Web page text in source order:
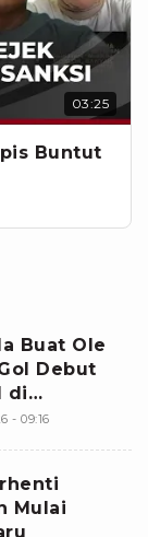
03:25
Buntut
Buat Ole
Debut
di
yang
- 09:16
Mulai